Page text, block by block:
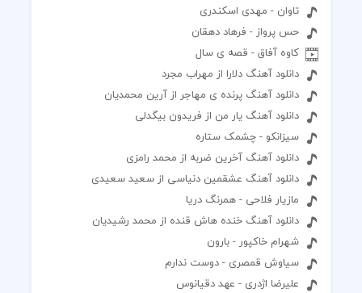
تاوان - مهدی اسکندری
حس پرواز - فرهاد دهقان
کاوه آفاق - قصه ی سال
دانلود آهنگ دلارا از مهراب مجرد
دانلود آهنگ پرنده ی مهاجر از آرین محمدیان
دانلود آهنگ یار من از فریدون بیگدلی
سیزانکو - چشمک ستاره
دانلود آهنگ آخرین ضربه از محمد رامزی
دانلود آهنگ عشقمین دنیاسی از سعید سعیدی
مازیار فلاحی - همرنگ دریا
دانلود آهنگ خنده هاش قنده از محمد رشیدیان
شهرام خاکپور - بارون
سیاوش قمصری - دوست ندارم
علیرضا اژدری - عهد دقیانوس